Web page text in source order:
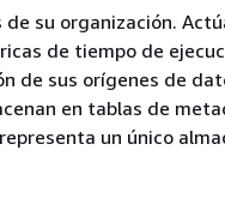
su organización.
de tiempo de
de sus orígenes de
en tablas de
un único